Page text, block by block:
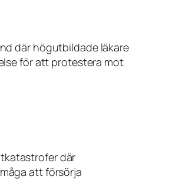
där högutbildade läkare
för att protestera mot
där
att försörja